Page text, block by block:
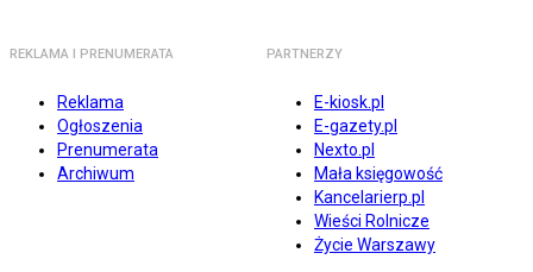
REKLAMA I PRENUMERATA
Reklama
Ogłoszenia
Prenumerata
Archiwum
PARTNERZY
E-kiosk.pl
E-gazety.pl
Nexto.pl
Mała księgowość
Kancelarierp.pl
Wieści Rolnicze
Życie Warszawy